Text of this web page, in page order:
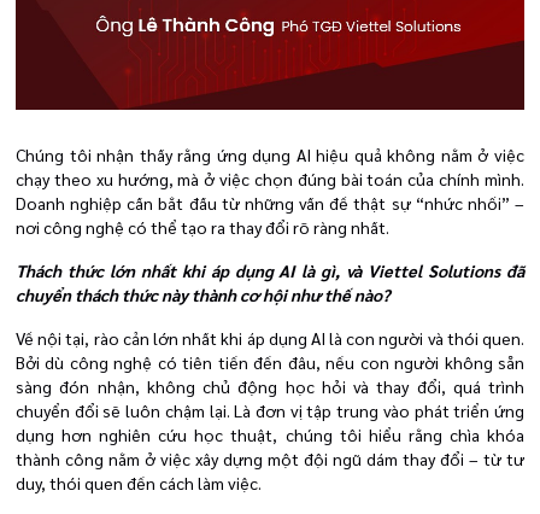
Chúng tôi nhận thấy rằng ứng dụng AI hiệu quả không nằm ở việc
chạy theo xu hướng, mà ở việc chọn đúng bài toán của chính mình.
Doanh nghiệp cần bắt đầu từ những vấn đề thật sự “nhức nhối” –
nơi công nghệ có thể tạo ra thay đổi rõ ràng nhất.
Thách thức lớn nhất khi áp dụng AI là gì, và Viettel Solutions đã
chuyển thách thức này thành cơ hội như thế nào?
Về nội tại, rào cản lớn nhất khi áp dụng AI là con người và thói quen.
Bởi dù công nghệ có tiên tiến đến đâu, nếu con người không sẵn
sàng đón nhận, không chủ động học hỏi và thay đổi, quá trình
chuyển đổi sẽ luôn chậm lại. Là đơn vị tập trung vào phát triển ứng
dụng hơn nghiên cứu học thuật, chúng tôi hiểu rằng chìa khóa
thành công nằm ở việc xây dựng một đội ngũ dám thay đổi – từ tư
duy, thói quen đến cách làm việc.